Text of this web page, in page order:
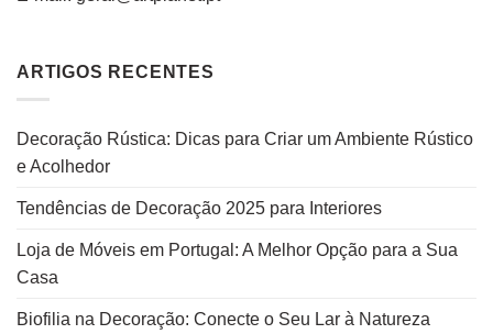
ARTIGOS RECENTES
Decoração Rústica: Dicas para Criar um Ambiente Rústico
e Acolhedor
Tendências de Decoração 2025 para Interiores
Loja de Móveis em Portugal: A Melhor Opção para a Sua
Casa
Biofilia na Decoração: Conecte o Seu Lar à Natureza